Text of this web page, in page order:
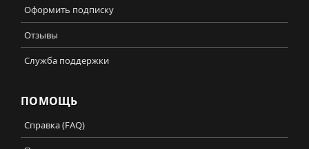
Оформить подписку
Отзывы
Служба поддержки
ПОМОЩЬ
Справка (FAQ)